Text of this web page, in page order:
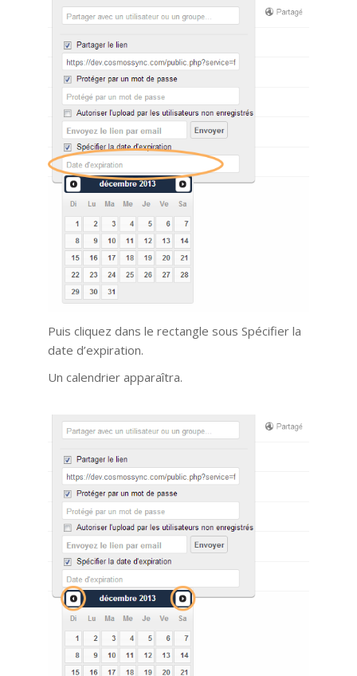
Puis cliquez dans le rectangle sous Spécifier la
date d’expiration.
Un calendrier apparaîtra.